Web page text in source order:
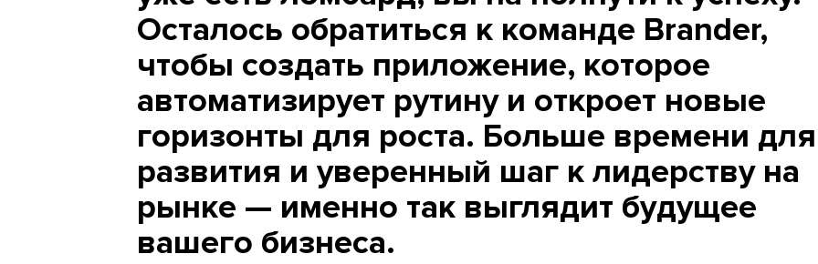
Осталось обратиться к команде Brander,
чтобы создать приложение, которое
автоматизирует рутину и откроет новые
горизонты для роста. Больше времени для
развития и уверенный шаг к лидерству на
рынке — именно так выглядит будущее
вашего бизнеса.